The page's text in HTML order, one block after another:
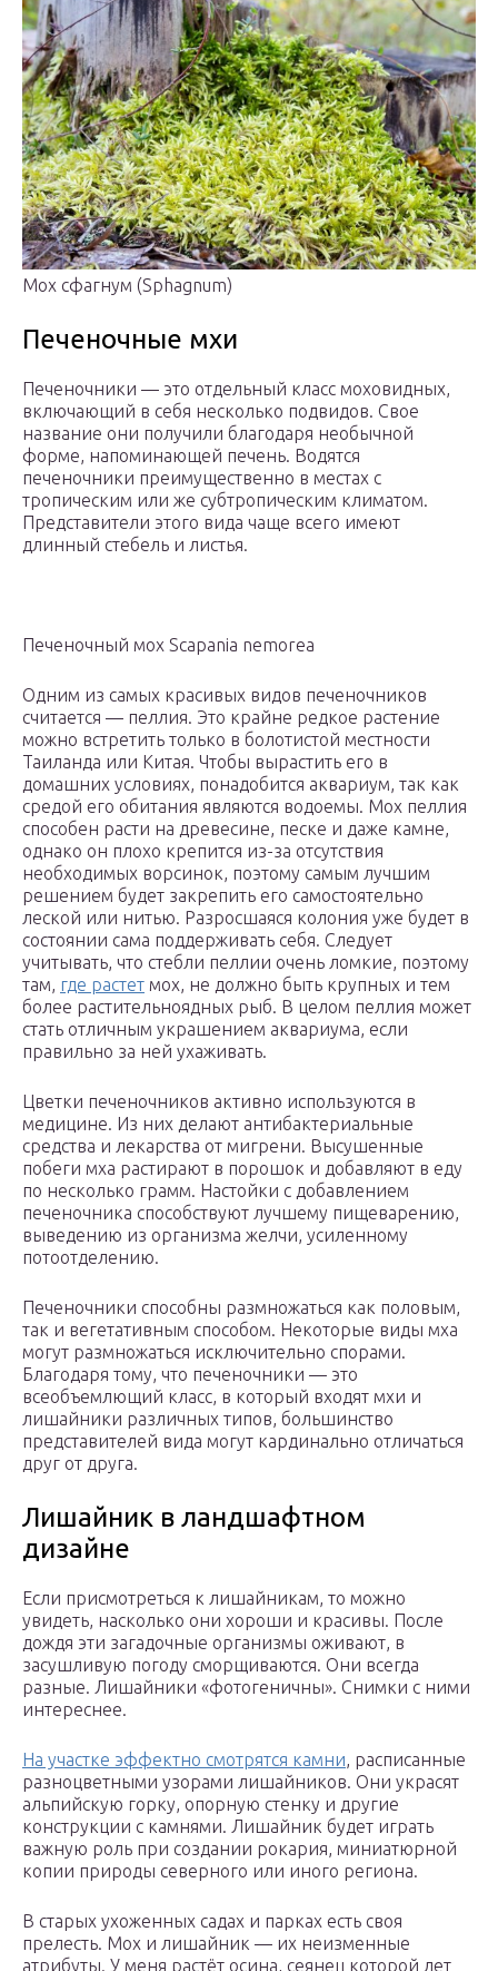
Мох сфагнум (Sphagnum)
Печеночные мхи
Печеночники — это отдельный класс моховидных,
включающий в себя несколько подвидов. Свое
название они получили благодаря необычной
форме, напоминающей печень. Водятся
печеночники преимущественно в местах с
тропическим или же субтропическим климатом.
Представители этого вида чаще всего имеют
длинный стебель и листья.
Печеночный мох Scapania nemorea
Одним из самых красивых видов печеночников
считается — пеллия. Это крайне редкое растение
можно встретить только в болотистой местности
Таиланда или Китая. Чтобы вырастить его в
домашних условиях, понадобится аквариум, так как
средой его обитания являются водоемы. Мох пеллия
способен расти на древесине, песке и даже камне,
однако он плохо крепится из-за отсутствия
необходимых ворсинок, поэтому самым лучшим
решением будет закрепить его самостоятельно
леской или нитью. Разросшаяся колония уже будет в
состоянии сама поддерживать себя. Следует
учитывать, что стебли пеллии очень ломкие, поэтому
там, где растет мох, не должно быть крупных и тем
более растительноядных рыб. В целом пеллия может
стать отличным украшением аквариума, если
правильно за ней ухаживать.
Цветки печеночников активно используются в
медицине. Из них делают антибактериальные
средства и лекарства от мигрени. Высушенные
побеги мха растирают в порошок и добавляют в еду
по несколько грамм. Настойки с добавлением
печеночника способствуют лучшему пищеварению,
выведению из организма желчи, усиленному
потоотделению.
Печеночники способны размножаться как половым,
так и вегетативным способом. Некоторые виды мха
могут размножаться исключительно спорами.
Благодаря тому, что печеночники — это
всеобъемлющий класс, в который входят мхи и
лишайники различных типов, большинство
представителей вида могут кардинально отличаться
друг от друга.
Лишайник в ландшафтном
дизайне
Если присмотреться к лишайникам, то можно
увидеть, насколько они хороши и красивы. После
дождя эти загадочные организмы оживают, в
засушливую погоду сморщиваются. Они всегда
разные. Лишайники «фотогеничны». Снимки с ними
интереснее.
На участке эффектно смотрятся камни, расписанные
разноцветными узорами лишайников. Они украсят
альпийскую горку, опорную стенку и другие
конструкции с камнями. Лишайник будет играть
важную роль при создании рокария, миниатюрной
копии природы северного или иного региона.
В старых ухоженных садах и парках есть своя
прелесть. Мох и лишайник — их неизменные
атрибуты. У меня растёт осина, сеянец которой лет